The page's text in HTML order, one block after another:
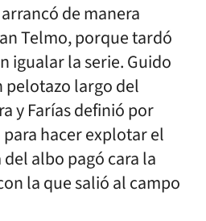
de manera
Telmo, porque tardó
igualar la serie. Guido
pelotazo largo del
y Farías definió por
hacer explotar el
albo pagó cara la
la que salió al campo